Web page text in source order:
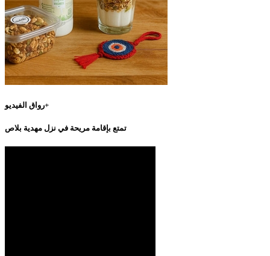
رواق الفيديو+
تمتع بإقامة مريحة في نزل مهدية بلاص